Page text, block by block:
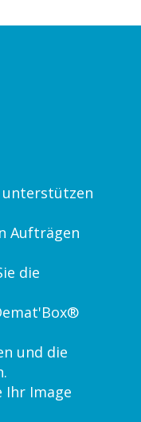
unterstützen
Aufträgen
die
und die
Ihr Image